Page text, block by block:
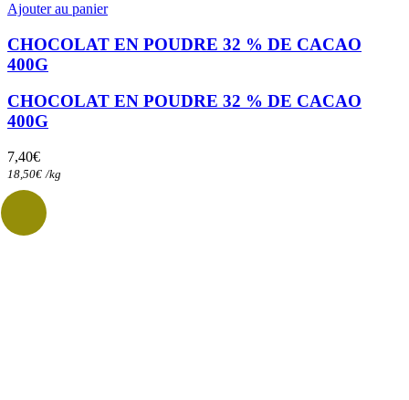
Ajouter au panier
CHOCOLAT EN POUDRE 32 % DE CACAO
400G
CHOCOLAT EN POUDRE 32 % DE CACAO
400G
7,40€
18,50€ /kg